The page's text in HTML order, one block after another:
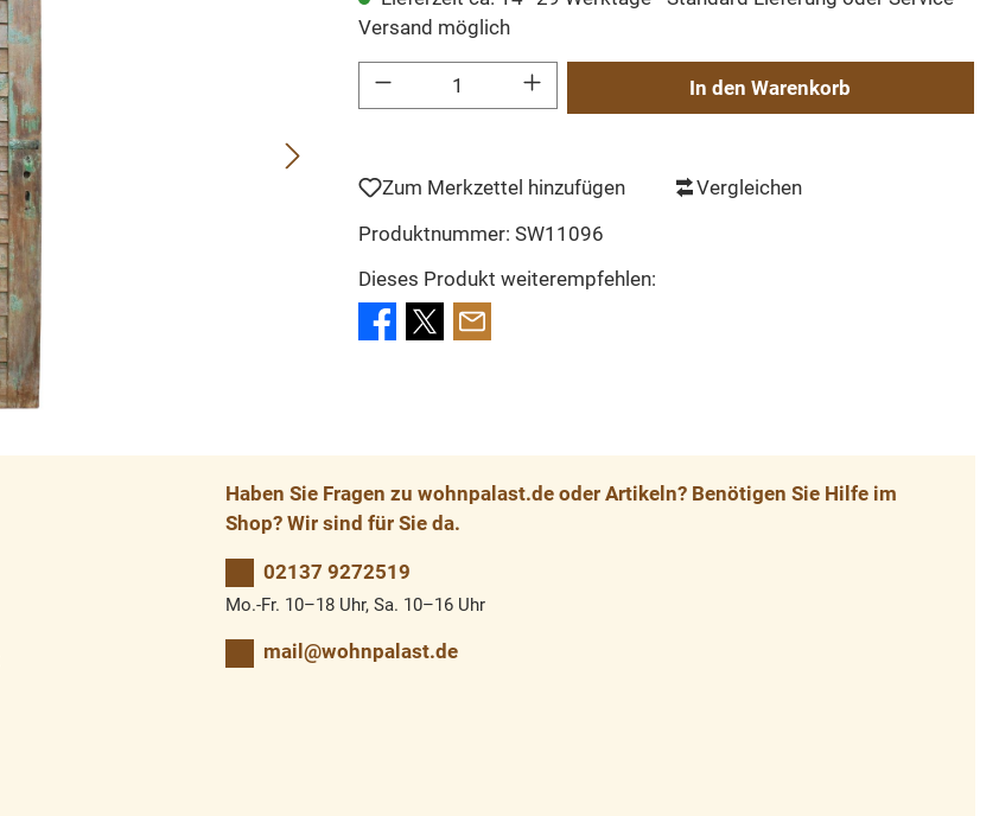
Versand möglich
Produkt Anzahl: Gib den gewünschten Wert ein oder benutze die Schaltflächen um die Anzahl zu
In den Warenkorb
Zum Merkzettel hinzufügen
Vergleichen
Produktnummer: SW11096
Dieses Produkt weiterempfehlen:
Haben Sie Fragen zu wohnpalast.de oder Artikeln? Benötigen Sie Hilfe im
Shop? Wir sind für Sie da.
02137 9272519
Mo.-Fr. 10–18 Uhr, Sa. 10–16 Uhr
mail@wohnpalast.de